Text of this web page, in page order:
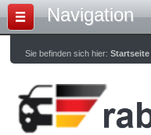
Navigation
Sie befinden sich hier:Startseite